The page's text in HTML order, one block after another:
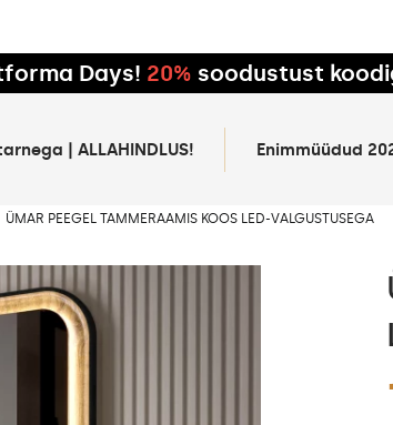
Days! 20% soodustust
| ALLAHINDLUS! Enimmüüdud
ÜMAR PEEGEL TAMMERAAMIS KOOS LED-VALGUSTUSEGA